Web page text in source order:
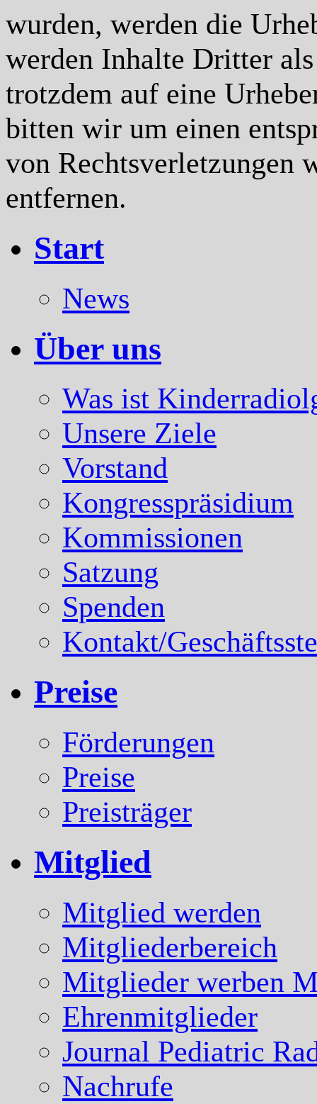
wurden, werden die
werden Inhalte Dritter
trotzdem auf eine
bitten wir um einen
von Rechtsverletzungen
entfernen.
Start
News
Über uns
Was ist
Unsere Ziele
Vorstand
Kongresspräsidium
Kommissionen
Satzung
Spenden
Kontakt/
Preise
Förderungen
Preise
Preisträger
Mitglied
Mitglied werden
Mitgliederbereich
Mitglieder werben
Ehrenmitglieder
Journal Pediatric
Nachrufe